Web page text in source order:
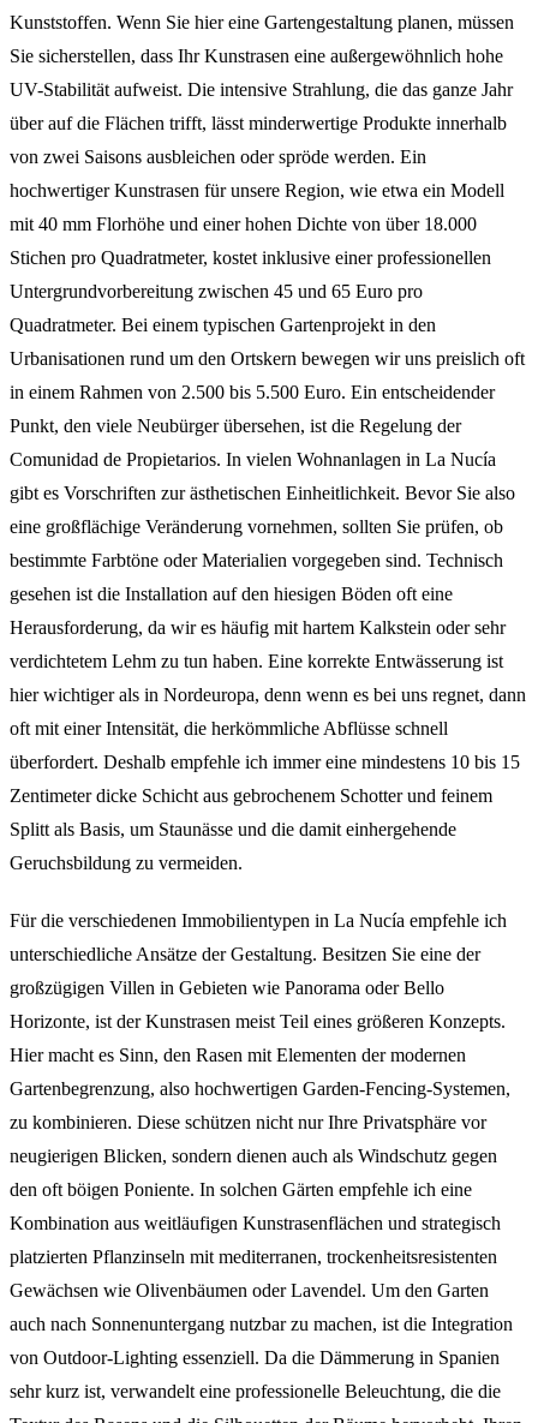
Kunststoffen. Wenn Sie hier eine Gartengestaltung planen, müssen
Sie sicherstellen, dass Ihr Kunstrasen eine außergewöhnlich hohe
UV-Stabilität aufweist. Die intensive Strahlung, die das ganze Jahr
über auf die Flächen trifft, lässt minderwertige Produkte innerhalb
von zwei Saisons ausbleichen oder spröde werden. Ein
hochwertiger Kunstrasen für unsere Region, wie etwa ein Modell
mit 40 mm Florhöhe und einer hohen Dichte von über 18.000
Stichen pro Quadratmeter, kostet inklusive einer professionellen
Untergrundvorbereitung zwischen 45 und 65 Euro pro
Quadratmeter. Bei einem typischen Gartenprojekt in den
Urbanisationen rund um den Ortskern bewegen wir uns preislich oft
in einem Rahmen von 2.500 bis 5.500 Euro. Ein entscheidender
Punkt, den viele Neubürger übersehen, ist die Regelung der
Comunidad de Propietarios. In vielen Wohnanlagen in La Nucía
gibt es Vorschriften zur ästhetischen Einheitlichkeit. Bevor Sie also
eine großflächige Veränderung vornehmen, sollten Sie prüfen, ob
bestimmte Farbtöne oder Materialien vorgegeben sind. Technisch
gesehen ist die Installation auf den hiesigen Böden oft eine
Herausforderung, da wir es häufig mit hartem Kalkstein oder sehr
verdichtetem Lehm zu tun haben. Eine korrekte Entwässerung ist
hier wichtiger als in Nordeuropa, denn wenn es bei uns regnet, dann
oft mit einer Intensität, die herkömmliche Abflüsse schnell
überfordert. Deshalb empfehle ich immer eine mindestens 10 bis 15
Zentimeter dicke Schicht aus gebrochenem Schotter und feinem
Splitt als Basis, um Staunässe und die damit einhergehende
Geruchsbildung zu vermeiden.
Für die verschiedenen Immobilientypen in La Nucía empfehle ich
unterschiedliche Ansätze der Gestaltung. Besitzen Sie eine der
großzügigen Villen in Gebieten wie Panorama oder Bello
Horizonte, ist der Kunstrasen meist Teil eines größeren Konzepts.
Hier macht es Sinn, den Rasen mit Elementen der modernen
Gartenbegrenzung, also hochwertigen Garden-Fencing-Systemen,
zu kombinieren. Diese schützen nicht nur Ihre Privatsphäre vor
neugierigen Blicken, sondern dienen auch als Windschutz gegen
den oft böigen Poniente. In solchen Gärten empfehle ich eine
Kombination aus weitläufigen Kunstrasenflächen und strategisch
platzierten Pflanzinseln mit mediterranen, trockenheitsresistenten
Gewächsen wie Olivenbäumen oder Lavendel. Um den Garten
auch nach Sonnenuntergang nutzbar zu machen, ist die Integration
von Outdoor-Lighting essenziell. Da die Dämmerung in Spanien
sehr kurz ist, verwandelt eine professionelle Beleuchtung, die die